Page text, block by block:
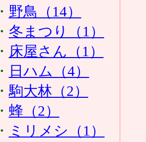
・ 野鳥（14）
・ 冬まつり（1）
・ 床屋さん（1）
・ 日ハム（4）
・駒大林（2）
・ 蜂（2）
・ ミリメシ（1）